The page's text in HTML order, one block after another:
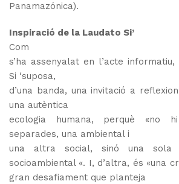
Panamazónica).
Inspiració de la Laudato Si’
Com
s’ha assenyalat en l’acte informatiu,
Si ‘suposa,
d’una banda, una invitació a
una autèntica
ecologia humana, perquè «no
separades, una ambiental i
una altra social, sinó una
socioambiental «. I, d’altra, és «una
gran desafiament que planteja